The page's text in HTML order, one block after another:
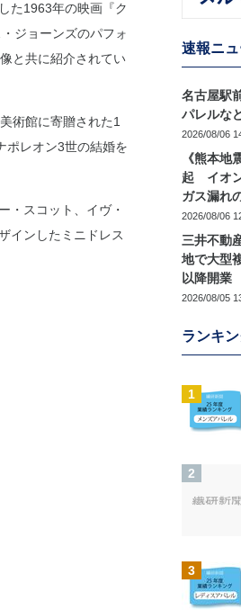
た1963年の映画『ク
ジョーンズのパフォ
と共に紹介されてい
術館に寄贈された1
ポレオン3世の結婚を
・スコット、イヴ・
インしたミニドレス
速報ニ
名古屋駅
パレルな
2026/08/06
《熊本
起 イオ
ガス漏れ
2026/08/06
三井不動
地で大型
以降開業
2026/08/05
ランキ
1
2
3